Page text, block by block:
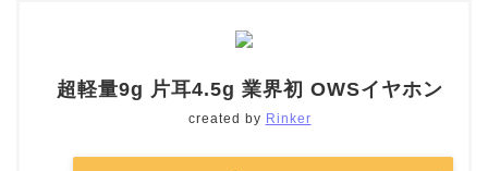
超軽量9g 片耳4.5g 業界初 OWSイヤホン
created by Rinker